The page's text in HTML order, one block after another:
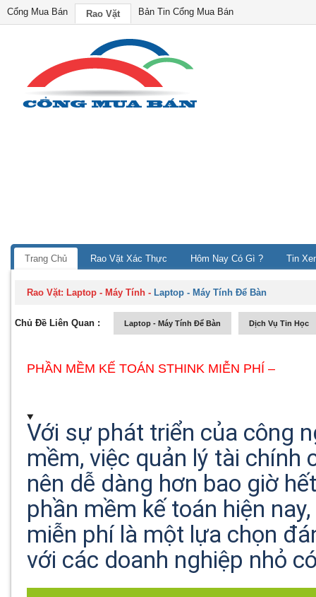
Cổng Mua Bán Rao Vặt Bản Tin Cổng Mua Bán
Trang Chủ Rao Vặt Xác Thực Hôm Nay Có Gì ? Tin
Rao Vặt: Laptop - Máy Tính - Laptop - Máy Tính Để Bàn
Chủ Đề Liên Quan : Laptop - Máy Tính Để Bàn Dịch Vụ Tin Học
PHẦN MỀM KẾ TOÁN STHINK MIỄN PHÍ –
Với sự phát triển của công
mềm, việc quản lý tài chính
nên dễ dàng hơn bao giờ
phần mềm kế toán hiện
miễn phí là một lựa chọn
với các doanh nghiệp nhỏ